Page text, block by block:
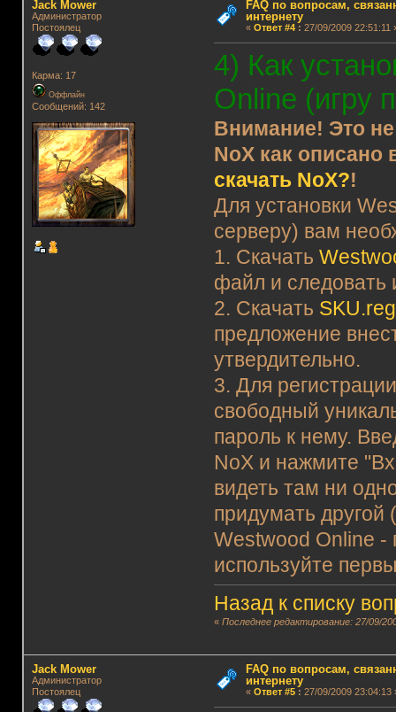
Jack Mower
Администратор
Постоялец
Карма: 17
Оффлайн
Сообщений: 142
FAQ по вопросам,
интернету
« Ответ #4: 27/09/2009 22:51:11
4) Как
Online (игру
Внимание! Это
NoX как
скачать NoX?!
Для установки
серверу) вам
1. Скачать
файл и следовать
2. Скачать SKU.reg
предложение
утвердительно.
3. Для
свободный
пароль к нему.
NoX и нажмите
видеть там ни
придумать другой
Westwood Online -
используйте
Назад к списку
«Последнее редактирование: 27/09/
Jack Mower
Администратор
Постоялец
FAQ по вопросам,
интернету
« Ответ #5: 27/09/2009 23:04:13